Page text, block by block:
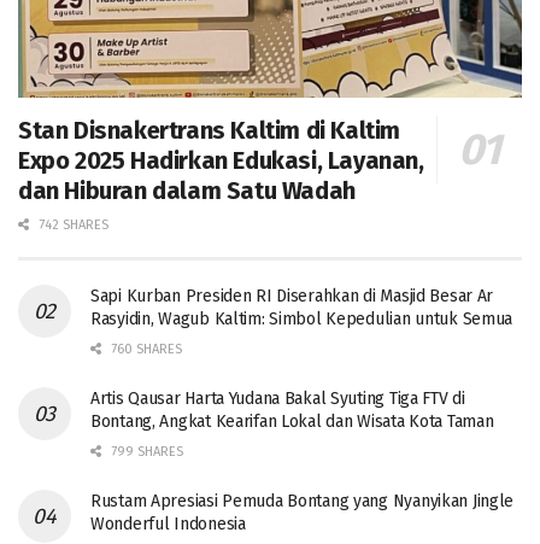
Stan Disnakertrans Kaltim di Kaltim
Expo 2025 Hadirkan Edukasi, Layanan,
dan Hiburan dalam Satu Wadah
742 SHARES
Sapi Kurban Presiden RI Diserahkan di Masjid Besar Ar
Rasyidin, Wagub Kaltim: Simbol Kepedulian untuk Semua
760 SHARES
Artis Qausar Harta Yudana Bakal Syuting Tiga FTV di
Bontang, Angkat Kearifan Lokal dan Wisata Kota Taman
799 SHARES
Rustam Apresiasi Pemuda Bontang yang Nyanyikan Jingle
Wonderful Indonesia